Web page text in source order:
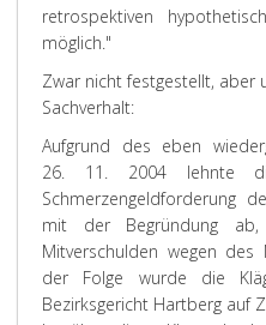
retrospektiven
möglich."
Zwar nicht festgestellt, aber
Sachverhalt:
Aufgrund des eben
26. 11. 2004 lehnte
Schmerzengeldforderung
mit der Begründung
Mitverschulden wegen des
der Folge wurde die
Bezirksgericht Hartberg auf